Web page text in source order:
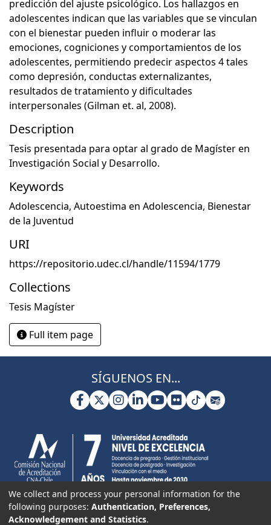
predicción del ajuste psicológico. Los hallazgos en
adolescentes indican que las variables que se vinculan
con el bienestar pueden influir o moderar las
emociones, cogniciones y comportamientos de los
adolescentes, permitiendo predecir aspectos 4 tales
como depresión, conductas externalizantes,
resultados de tratamiento y dificultades
interpersonales (Gilman et. al, 2008).
Description
Tesis presentada para optar al grado de Magíster en
Investigación Social y Desarrollo.
Keywords
Adolescencia, Autoestima en Adolescencia, Bienestar
de la Juventud
URI
https://repositorio.udec.cl/handle/11594/1779
Collections
Tesis Magíster
Full item page
SÍGUENOS EN...
We collect and process your personal information for the
following purposes: Authentication, Preferences,
Acknowledgement and Statistics.